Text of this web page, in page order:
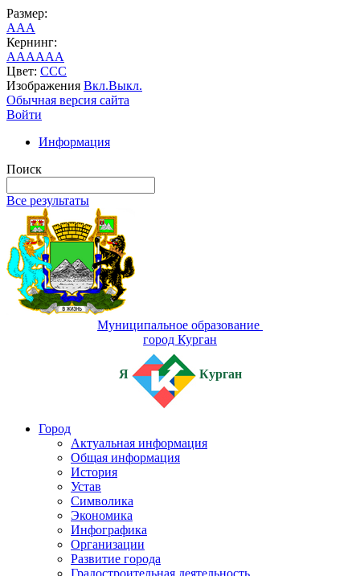
Размер:
AAA
Кернинг:
AAAAAA
Цвет: CCC
Изображения Вкл.Выкл.
Обычная версия сайта
Войти
Информация
Поиск
Все результаты
Муниципальное образование
город Курган
Я Курган
Город
Актуальная информация
Общая информация
История
Устав
Символика
Экономика
Инфографика
Организации
Развитие города
Градостроительная деятельность